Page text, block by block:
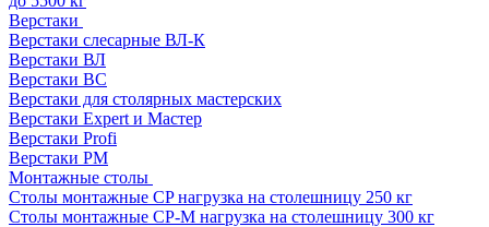
Верстаки
Верстаки слесарные ВЛ-К
Верстаки ВЛ
Верстаки ВС
Верстаки для столярных мастерских
Верстаки Expert и Мастер
Верстаки Profi
Верстаки РМ
Монтажные столы
Столы монтажные СP нагрузка на столешницу 250 кг
Столы монтажные СР-М нагрузка на столешницу 300 кг